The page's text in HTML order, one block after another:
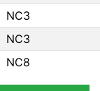
NC3
NC3
NC8